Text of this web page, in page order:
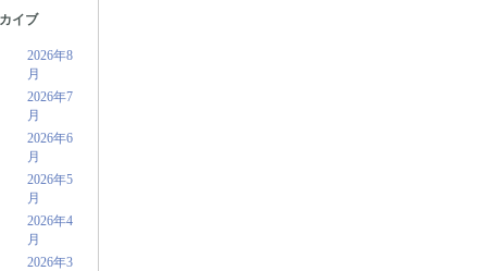
イブ
2026年8
月
2026年7
月
2026年6
月
2026年5
月
2026年4
月
2026年3